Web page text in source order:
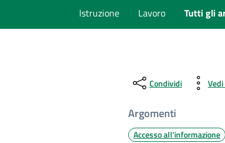
Istruzione Lavoro Tutti gli
Condividi
Argomenti
Accesso all'informazione